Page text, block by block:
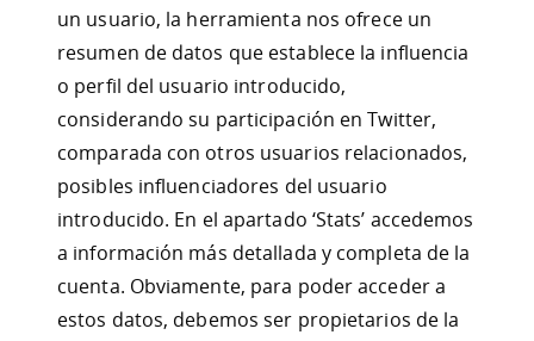
un usuario, la herramienta nos ofrece un
resumen de datos que establece la influencia
o perfil del usuario introducido,
considerando su participación en Twitter,
comparada con otros usuarios relacionados,
posibles influenciadores del usuario
introducido. En el apartado ‘Stats’ accedemos
a información más detallada y completa de la
cuenta. Obviamente, para poder acceder a
estos datos, debemos ser propietarios de la